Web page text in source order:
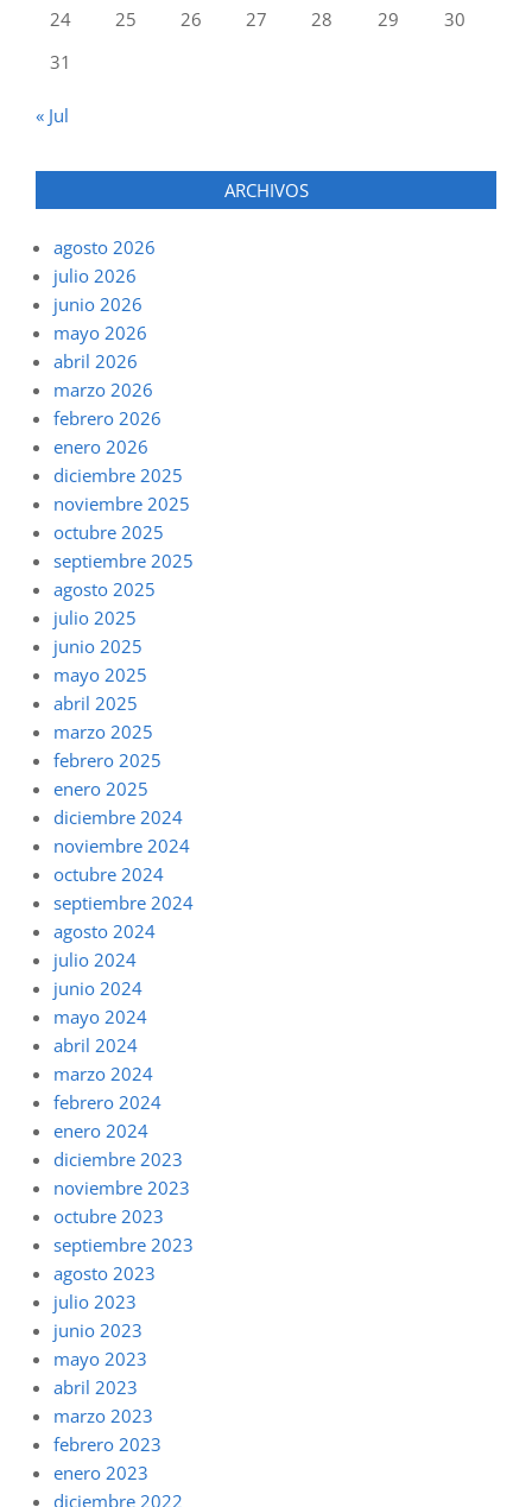
24
25 26 27 28 29
30
31
« Jul
ARCHIVOS
agosto 2026
julio 2026
junio 2026
mayo 2026
abril 2026
marzo 2026
febrero 2026
enero 2026
diciembre 2025
noviembre 2025
octubre 2025
septiembre 2025
agosto 2025
julio 2025
junio 2025
mayo 2025
abril 2025
marzo 2025
febrero 2025
enero 2025
diciembre 2024
noviembre 2024
octubre 2024
septiembre 2024
agosto 2024
julio 2024
junio 2024
mayo 2024
abril 2024
marzo 2024
febrero 2024
enero 2024
diciembre 2023
noviembre 2023
octubre 2023
septiembre 2023
agosto 2023
julio 2023
junio 2023
mayo 2023
abril 2023
marzo 2023
febrero 2023
enero 2023
diciembre 2022